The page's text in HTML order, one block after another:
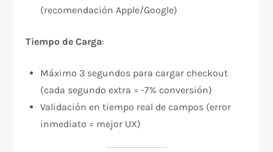
(recomendación Apple/Google)
Tiempo de Carga:
Máximo 3 segundos para cargar checkout
(cada segundo extra = -7% conversión)
Validación en tiempo real de campos (error
inmediato = mejor UX)